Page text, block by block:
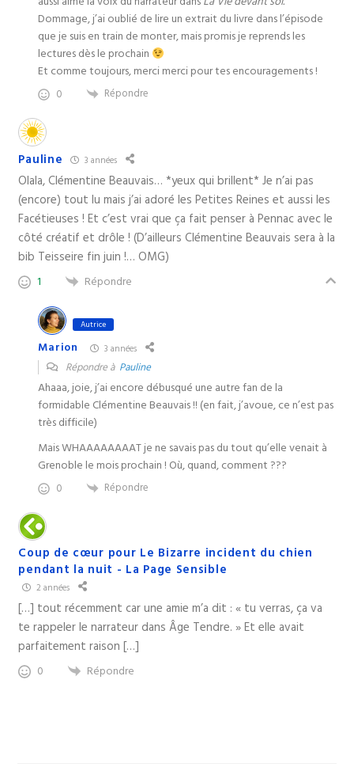
Dommage, j’ai oublié de lire un extrait du livre dans l’épisode
que je suis en train de monter, mais promis je reprends les
lectures dès le prochain
Et comme toujours, merci merci pour tes encouragements !
0 Répondre
Pauline 3 années
Olala, Clémentine Beauvais… *yeux qui brillent* Je n’ai pas
(encore) tout lu mais j’ai adoré les Petites Reines et aussi les
Facétieuses ! Et c’est vrai que ça fait penser à Pennac avec le
côté créatif et drôle ! (D’ailleurs Clémentine Beauvais sera à la
bib Teisseire fin juin !… OMG)
1 Répondre
Autrice
Marion 3 années
Répondre à Pauline
Ahaaa, joie, j’ai encore débusqué une autre fan de la
formidable Clémentine Beauvais !! (en fait, j’avoue, ce n’est pas
très difficile)
Mais WHAAAAAAAAT je ne savais pas du tout qu’elle venait à
Grenoble le mois prochain ! Où, quand, comment ???
0 Répondre
Coup de cœur pour Le Bizarre incident du chien
pendant la nuit - La Page Sensible
2 années
[…] tout récemment car une amie m’a dit : « tu verras, ça va
te rappeler le narrateur dans Âge Tendre. » Et elle avait
parfaitement raison […]
0 Répondre